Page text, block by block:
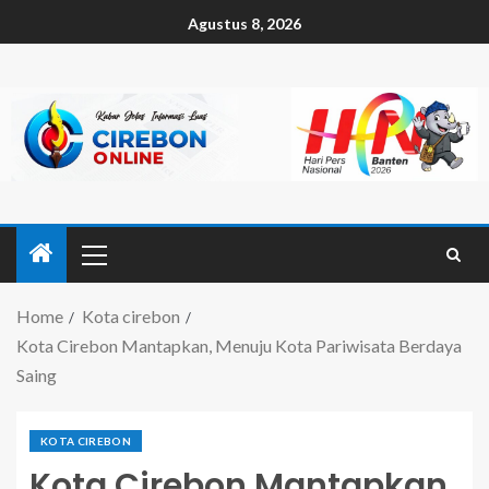
Agustus 8, 2026
Home
Kota cirebon
Kota Cirebon Mantapkan, Menuju Kota Pariwisata Berdaya
Saing
KOTA CIREBON